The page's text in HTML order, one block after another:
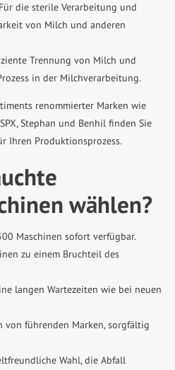
Für die sterile Verarbeitung und
von Milch und anderen
Trennung von Milch und
in der Milchverarbeitung.
renommierter Marken wie
Stephan und Benhil finden Sie
Ihren Produktionsprozess.
wählen?
Maschinen sofort verfügbar.
zu einem Bruchteil des
langen Wartezeiten wie bei neuen
von führenden Marken, sorgfältig
Wahl, die Abfall